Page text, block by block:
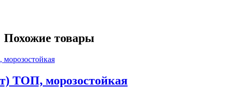
Похожие товары
ТОП, морозостойкая